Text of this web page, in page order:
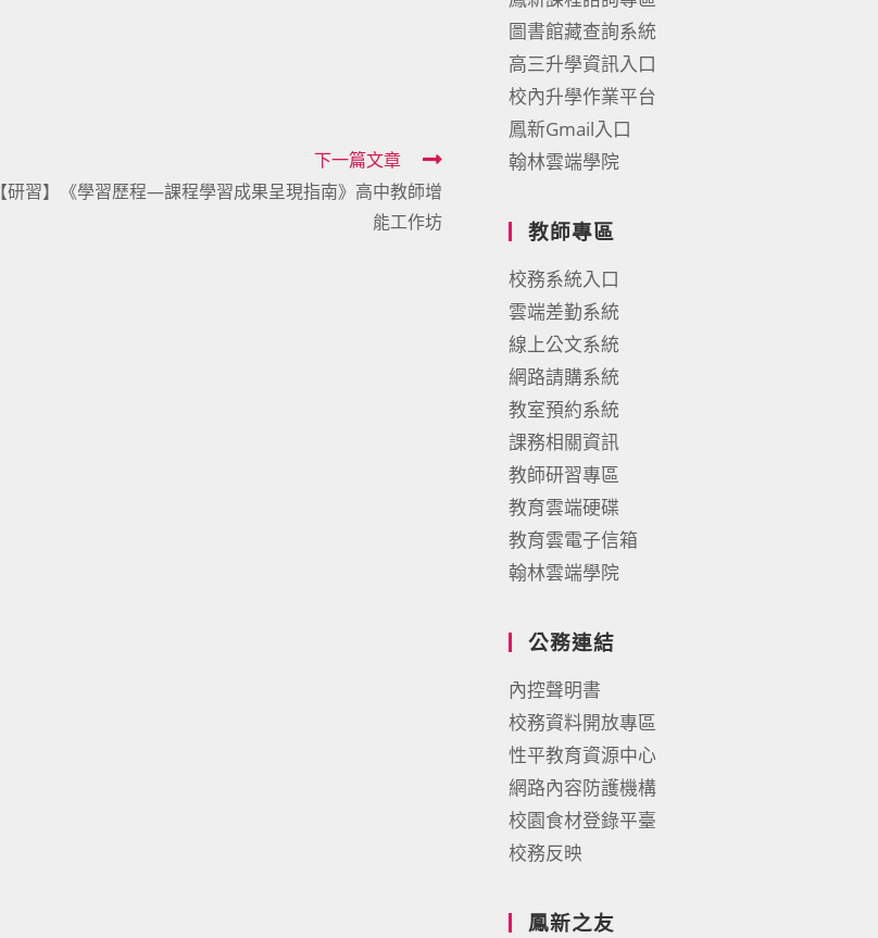
下一篇文章
【研習】《學習歷程—課程學習成果呈現指南》高中教師增
能工作坊
圖書館藏查詢系統
高三升學資訊入口
校內升學作業平台
鳳新Gmail入口
翰林雲端學院
教師專區
校務系統入口
雲端差勤系統
線上公文系統
網路請購系統
教室預約系統
課務相關資訊
教師研習專區
教育雲端硬碟
教育雲電子信箱
翰林雲端學院
公務連結
內控聲明書
校務資料開放專區
性平教育資源中心
網路內容防護機構
校園食材登錄平臺
校務反映
鳳新之友